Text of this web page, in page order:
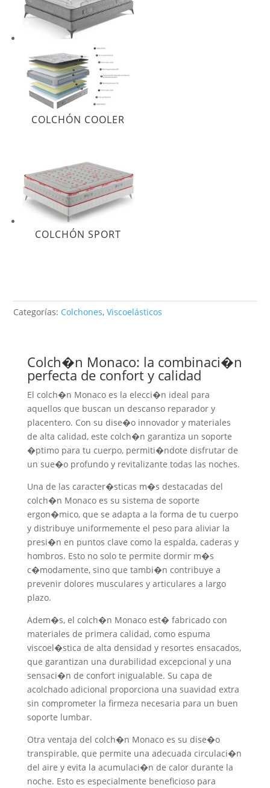
COLCHÓN COOLER
COLCHÓN SPORT
Categorías: Colchones,Viscoelásticos
Colch�n Monaco: la combinaci�n
perfecta de confort y calidad
El colch�n Monaco es la elecci�n ideal para
aquellos que buscan un descanso reparador y
placentero. Con su dise�o innovador y materiales
de alta calidad, este colch�n garantiza un soporte
�ptimo para tu cuerpo, permiti�ndote disfrutar de
un sue�o profundo y revitalizante todas las noches.
Una de las caracter�sticas m�s destacadas del
colch�n Monaco es su sistema de soporte
ergon�mico, que se adapta a la forma de tu cuerpo
y distribuye uniformemente el peso para aliviar la
presi�n en puntos clave como la espalda, caderas y
hombros. Esto no solo te permite dormir m�s
c�modamente, sino que tambi�n contribuye a
prevenir dolores musculares y articulares a largo
plazo.
Adem�s, el colch�n Monaco est� fabricado con
materiales de primera calidad, como espuma
viscoel�stica de alta densidad y resortes ensacados,
que garantizan una durabilidad excepcional y una
sensaci�n de confort inigualable. Su capa de
acolchado adicional proporciona una suavidad extra
sin comprometer la firmeza necesaria para un buen
soporte lumbar.
Otra ventaja del colch�n Monaco es su dise�o
transpirable, que permite una adecuada circulaci�n
del aire y evita la acumulaci�n de calor durante la
noche. Esto es especialmente beneficioso para